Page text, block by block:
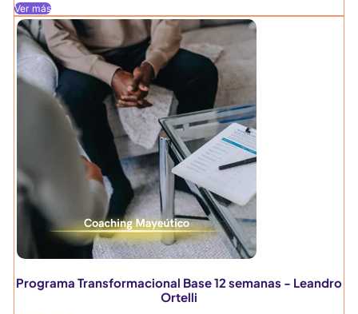
Ver más
Programa Transformacional Base 12 semanas - Leandro
Ortelli